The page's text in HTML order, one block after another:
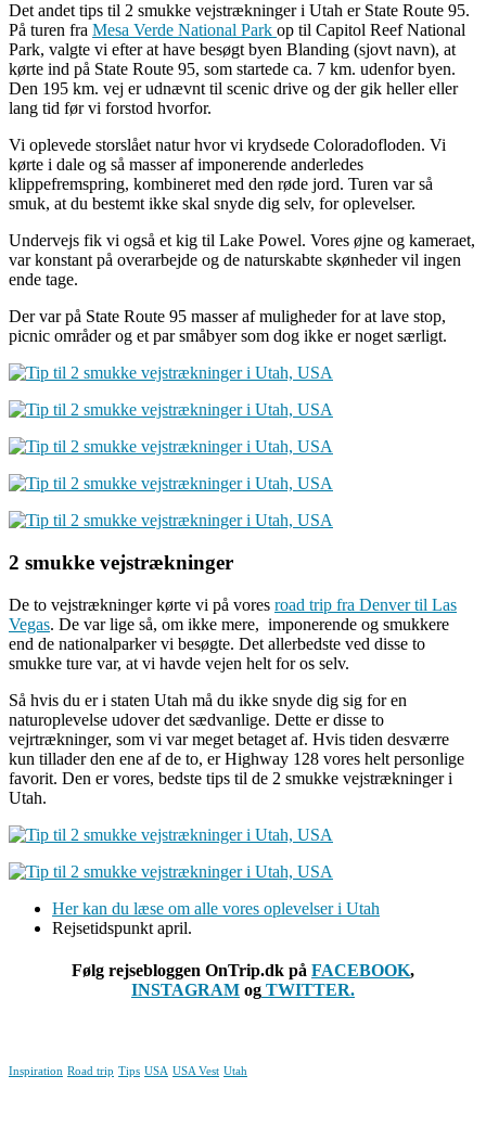
Det andet tips til 2 smukke vejstrækninger i Utah er State Route 95.
På turen fra Mesa Verde National Park op til Capitol Reef National
Park, valgte vi efter at have besøgt byen Blanding (sjovt navn), at
kørte ind på State Route 95, som startede ca. 7 km. udenfor byen.
Den 195 km. vej er udnævnt til scenic drive og der gik heller eller
lang tid før vi forstod hvorfor.
Vi oplevede storslået natur hvor vi krydsede Coloradofloden. Vi
kørte i dale og så masser af imponerende anderledes
klippefremspring, kombineret med den røde jord. Turen var så
smuk, at du bestemt ikke skal snyde dig selv, for oplevelser.
Undervejs fik vi også et kig til Lake Powel. Vores øjne og kameraet,
var konstant på overarbejde og de naturskabte skønheder vil ingen
ende tage.
Der var på State Route 95 masser af muligheder for at lave stop,
picnic områder og et par småbyer som dog ikke er noget særligt.
2 smukke vejstrækninger
De to vejstrækninger kørte vi på vores road trip fra Denver til Las
Vegas. De var lige så, om ikke mere, imponerende og smukkere
end de nationalparker vi besøgte. Det allerbedste ved disse to
smukke ture var, at vi havde vejen helt for os selv.
Så hvis du er i staten Utah må du ikke snyde dig sig for en
naturoplevelse udover det sædvanlige. Dette er disse to
vejrtrækninger, som vi var meget betaget af. Hvis tiden desværre
kun tillader den ene af de to, er Highway 128 vores helt personlige
favorit. Den er vores, bedste tips til de 2 smukke vejstrækninger i
Utah.
Her kan du læse om alle vores oplevelser i Utah
Rejsetidspunkt april.
Følg rejsebloggen OnTrip.dk på FACEBOOK,
INSTAGRAM og TWITTER.
Inspiration Road trip Tips USA USA Vest Utah